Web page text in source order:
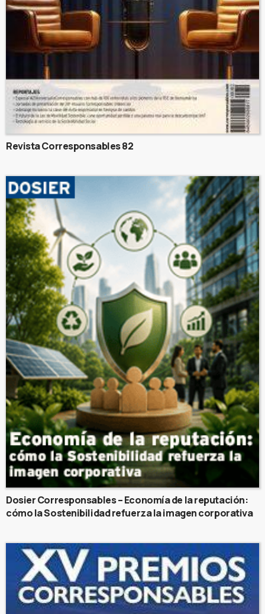
Revista Corresponsables 82
Dosier Corresponsables – Economía de la reputación:
cómo la Sostenibilidad refuerza la imagen corporativa